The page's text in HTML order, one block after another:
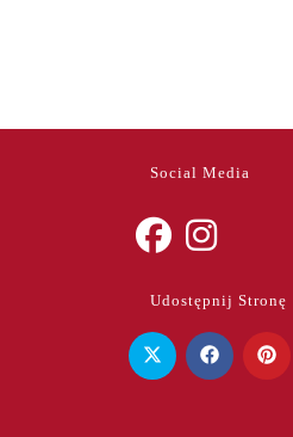
Social Media
a
new
in
a
new
Udostępnij Stronę